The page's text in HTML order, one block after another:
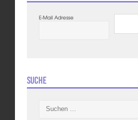
E-Mail Adresse
Suche
nach: